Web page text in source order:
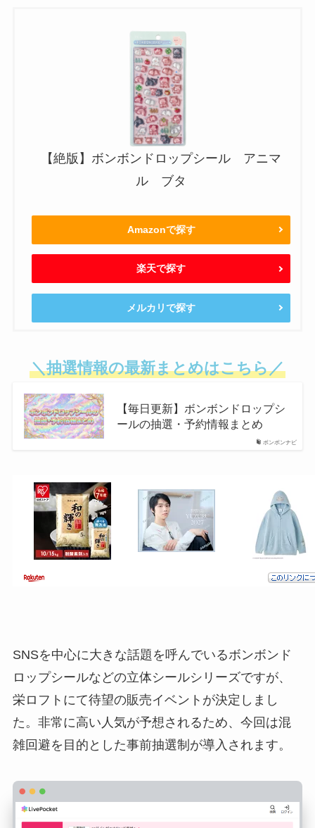
【絶版】ボンボンドロップシール アニマ
ル ブタ
Amazonで探す
楽天で探す
メルカリで探す
＼抽選情報の最新まとめはこちら／
ボンボンナビ
【毎日更新】ボンボンドロップシ
ールの抽選・予約情報まとめ
SNSを中心に大きな話題を呼んでいるボンボンド
ロップシールなどの立体シールシリーズですが、
栄ロフトにて待望の販売イベントが決定しまし
た。非常に高い人気が予想されるため、今回は混
雑回避を目的とした事前抽選制が導入されます。